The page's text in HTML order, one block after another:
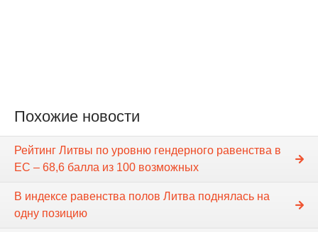
Похожие новости
Рейтинг Литвы по уровню гендерного равенства в
ЕС – 68,6 балла из 100 возможных
В индексе равенства полов Литва поднялась на
одну позицию